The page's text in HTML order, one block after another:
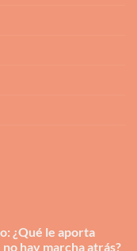
¿Qué le aporta
hay marcha atrás?